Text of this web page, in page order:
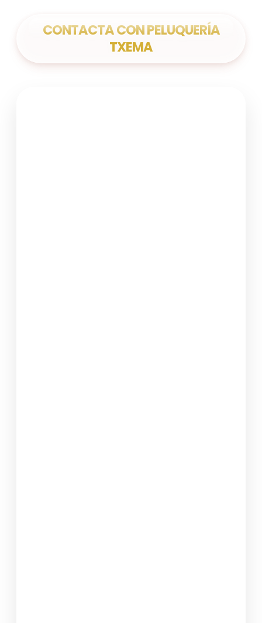
CONTACTA CON PELUQUERÍA
TXEMA